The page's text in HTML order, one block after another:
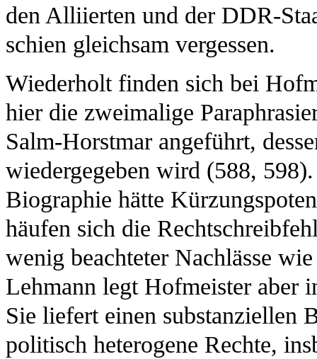
den Alliierten und der DDR-
schien gleichsam vergessen.
Wiederholt finden sich bei
hier die zweimalige
Salm-Horstmar angeführt,
wiedergegeben wird (588,
Biographie hätte
häufen sich die
wenig beachteter Nachlässe
Lehmann legt Hofmeister aber
Sie liefert einen substanziellen
politisch heterogene Rechte,